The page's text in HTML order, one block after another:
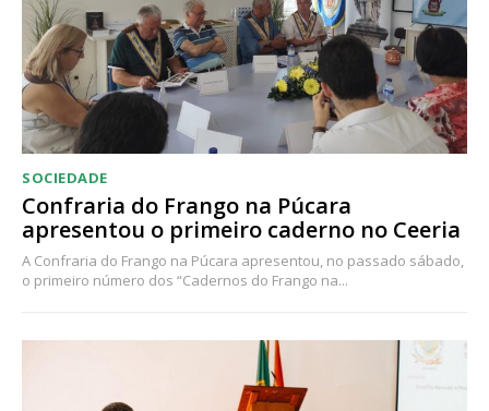
SOCIEDADE
Confraria do Frango na Púcara
apresentou o primeiro caderno no Ceeria
A Confraria do Frango na Púcara apresentou, no passado sábado,
o primeiro número dos “Cadernos do Frango na...